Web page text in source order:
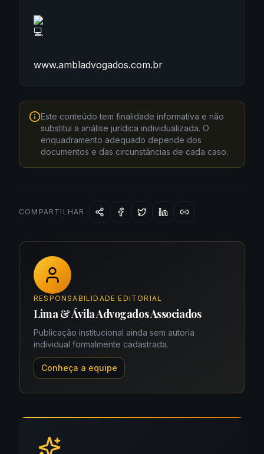
www.ambladvogados.com.br
Este conteúdo tem finalidade informativa e não
substitui a análise jurídica individualizada. O
enquadramento adequado depende dos
documentos e das circunstâncias de cada caso.
COMPARTILHAR
RESPONSABILIDADE EDITORIAL
Lima & Ávila Advogados Associados
Publicação institucional ainda sem autoria
individual formalmente cadastrada.
Conheça a equipe